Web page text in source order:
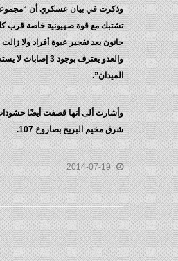
وذكرت في بيان عسكري أن
تشتبك مع قوة صهيونية خاصة قرب
حانون بعد تفجير عبوة أفراد ولا
والعدو يعترف بوجود 3
الميدان”.
وأشارت ألى أنها قصفت أيضًا
شرق مخيم البريج بصاروخ 107.
2014-07-19